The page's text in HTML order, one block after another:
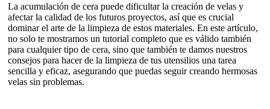
La acumulación de cera puede dificultar la creación de velas y
afectar la calidad de los futuros proyectos, así que es crucial
dominar el arte de la limpieza de estos materiales. En este artículo,
no solo te mostramos un tutorial completo que es válido también
para cualquier tipo de cera, sino que también te damos nuestros
consejos para hacer de la limpieza de tus utensilios una tarea
sencilla y eficaz, asegurando que puedas seguir creando hermosas
velas sin problemas.